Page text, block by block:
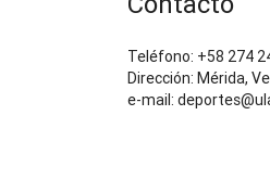
Teléfono: +58 274
Dirección: Mérida,
e-mail: